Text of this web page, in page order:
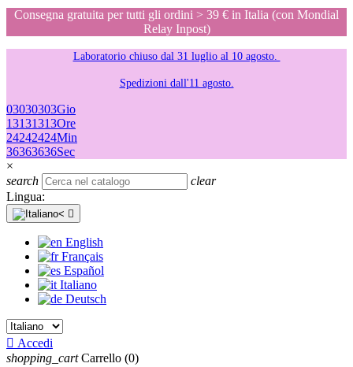
Consegna gratuita per tutti gli ordini > 39 € in Italia (con Mondial
Relay Inpost)
Laboratorio chiuso dal 31 luglio al 10 agosto.
Spedizioni dall'11 agosto.
03030303Gio
13131313Ore
24242424Min
36363636Sec
×
search
clear
Lingua:

English
Français
Español
Italiano
Deutsch
 Accedi
shopping_cart Carrello (0)